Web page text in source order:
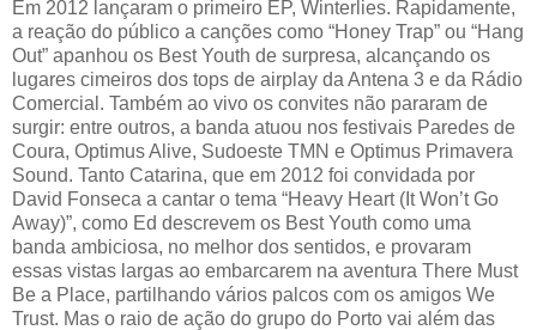
Em 2012 lançaram o primeiro EP, Winterlies. Rapidamente,
a reação do público a canções como “Honey Trap” ou “Hang
Out” apanhou os Best Youth de surpresa, alcançando os
lugares cimeiros dos tops de airplay da Antena 3 e da Rádio
Comercial. Também ao vivo os convites não pararam de
surgir: entre outros, a banda atuou nos festivais Paredes de
Coura, Optimus Alive, Sudoeste TMN e Optimus Primavera
Sound. Tanto Catarina, que em 2012 foi convidada por
David Fonseca a cantar o tema “Heavy Heart (It Won’t Go
Away)”, como Ed descrevem os Best Youth como uma
banda ambiciosa, no melhor dos sentidos, e provaram
essas vistas largas ao embarcarem na aventura There Must
Be a Place, partilhando vários palcos com os amigos We
Trust. Mas o raio de ação do grupo do Porto vai além das